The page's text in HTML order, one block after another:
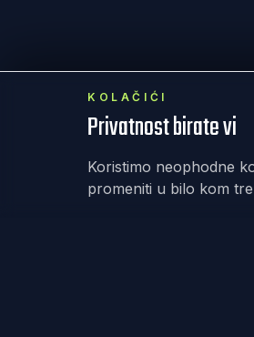
KOLAČIĆI
Privatnost birate vi
Koristimo neophodne
promeniti u bilo kom